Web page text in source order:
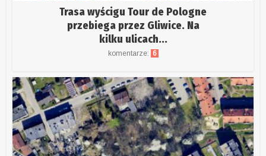
Trasa wyścigu Tour de Pologne
przebiega przez Gliwice. Na
kilku ulicach...
komentarze: 6